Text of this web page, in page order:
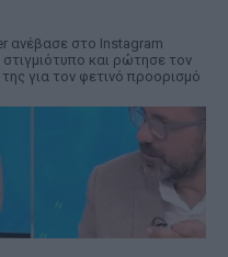
ανέβασε στο Instagram
και ρώτησε τον
για τον φετινό προορισμό